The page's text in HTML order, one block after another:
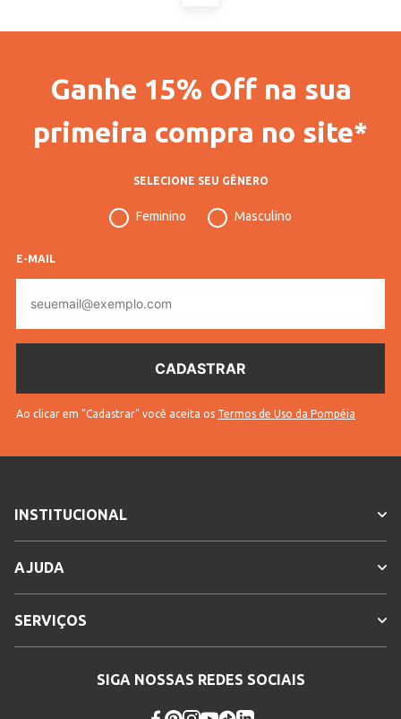
Ganhe 15% Off na sua
primeira compra no site*
SELECIONE SEU GÊNERO
Feminino Masculino
E-MAIL
mail
Ao clicar em "Cadastrar" você aceita os Termos de Uso da Pompéia
INSTITUCIONAL
AJUDA
SERVIÇOS
SIGA NOSSAS REDES SOCIAIS